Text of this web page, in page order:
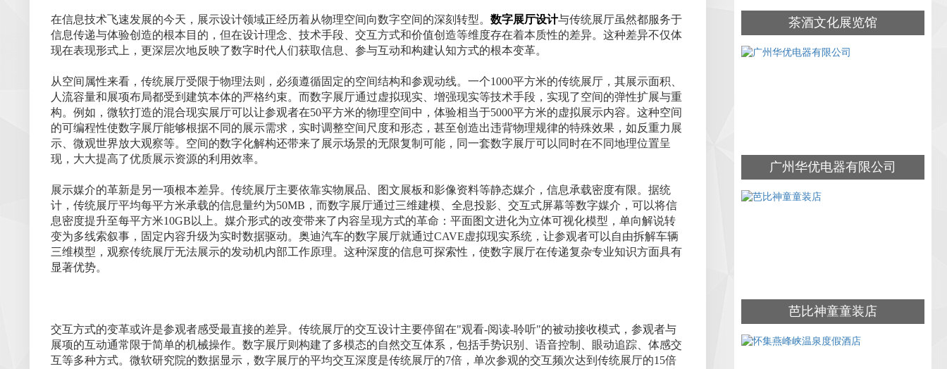
在信息技术飞速发展的今天，展示设计领域正经历着从物理空间向数字空间的深刻转型。 数字展厅设计与传统展厅虽然都服务于
信息传递与体验创造的根本目的，但在设计理念、技术手段、交互方式和价值创造等维度存在着本质性的差异。这种差异不仅体
现在表现形式上，更深层次地反映了数字时代人们获取信息、参与互动和构建认知方式的根本变革。
从空间属性来看，传统展厅受限于物理法则，必须遵循固定的空间结构和参观动线。一个1000平方米的传统展厅，其展示面积、
人流容量和展项布局都受到建筑本体的严格约束。而数字展厅通过虚拟现实、增强现实等技术手段，实现了空间的弹性扩展与重
构。例如，微软打造的混合现实展厅可以让参观者在50平方米的物理空间中，体验相当于5000平方米的虚拟展示内容。这种空间
的可编程性使数字展厅能够根据不同的展示需求，实时调整空间尺度和形态，甚至创造出违背物理规律的特殊效果，如反重力展
示、微观世界放大观察等。空间的数字化解构还带来了展示场景的无限复制可能，同一套数字展厅可以同时在不同地理位置呈
现，大大提高了优质展示资源的利用效率。
展示媒介的革新是另一项根本差异。传统展厅主要依靠实物展品、图文展板和影像资料等静态媒介，信息承载密度有限。据统
计，传统展厅平均每平方米承载的信息量约为50MB，而数字展厅通过三维建模、全息投影、交互式屏幕等数字媒介，可以将信
息密度提升至每平方米10GB以上。媒介形式的改变带来了内容呈现方式的革命：平面图文进化为立体可视化模型，单向解说转
变为多线索叙事，固定内容升级为实时数据驱动。奥迪汽车的数字展厅就通过CAVE虚拟现实系统，让参观者可以自由拆解车辆
三维模型，观察传统展厅无法展示的发动机内部工作原理。这种深度的信息可探索性，使数字展厅在传递复杂专业知识方面具有
显著优势。
交互方式的变革或许是参观者感受最直接的差异。传统展厅的交互设计主要停留在"观看-阅读-聆听"的被动接收模式，参观者与
展项的互动通常限于简单的机械操作。数字展厅则构建了多模态的自然交互体系，包括手势识别、语音控制、眼动追踪、体感交
互等多种方式。微软研究院的数据显示，数字展厅的平均交互深度是传统展厅的7倍，单次参观的交互频次达到传统展厅的15倍
茶酒文化展览馆
广州华优电器有限公司
芭比神童童装店